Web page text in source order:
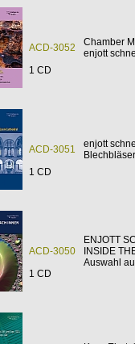
ACD-3052
1 CD
Chamber
enjott
ACD-3051
1 CD
enjott
ACD-3050
1 CD
ENJOTT
INSIDE
Auswahl